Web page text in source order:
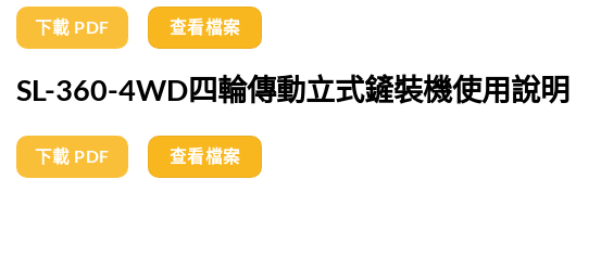
下載 PDF 查看檔案
SL-360-4WD四輪傳動立式鏟裝機使用說明
下載 PDF 查看檔案